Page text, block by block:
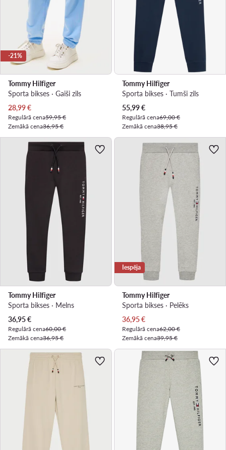
-21%
Tommy Hilfiger
Sporta bikses · Gaiši zils
Pašreizējā cena
28,99€
Regulārā cena59,95 €
Zemākā cena36,95 €
Tommy Hilfiger
Sporta bikses · Tumši zils
Pašreizējā cena
55,99€
Regulārā cena69,00 €
Zemākā cena38,95 €
Tommy Hilfiger
Sporta bikses · Melns
Pašreizējā cena
36,95€
Regulārā cena60,00 €
Zemākā cena36,95 €
Iespēja
Tommy Hilfiger
Sporta bikses · Pelēks
Pašreizējā cena
36,95€
Regulārā cena62,00 €
Zemākā cena39,95 €